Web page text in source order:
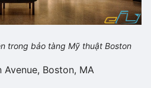
trong bảo tàng Mỹ thuật Boston
Boston, MA